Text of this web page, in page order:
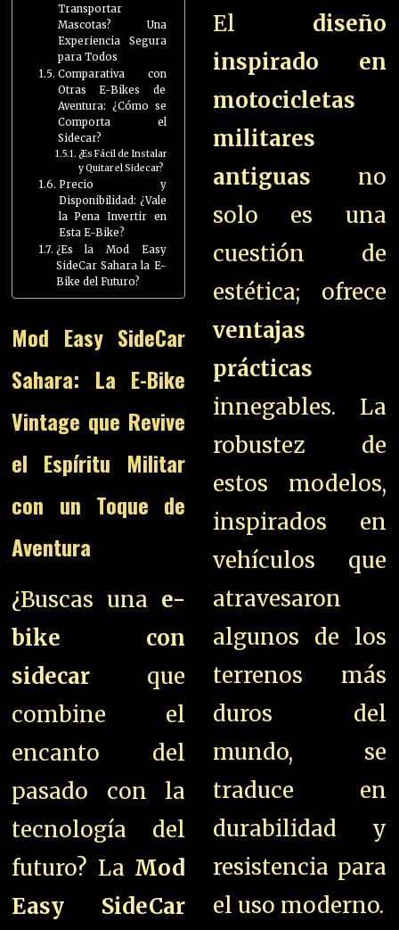
Transportar
Mascotas? Una
Experiencia Segura
para Todos
Comparativa con
Otras E-Bikes de
Aventura: ¿Cómo se
Comporta el
Sidecar?
¿Es Fácil de Instalar
y Quitar el Sidecar?
Precio y
Disponibilidad: ¿Vale
la Pena Invertir en
Esta E-Bike?
¿Es la Mod Easy
SideCar Sahara la E-
Bike del Futuro?
Mod Easy SideCar
Sahara: La E-Bike
Vintage que Revive
el Espíritu Militar
con un Toque de
Aventura
¿Buscas una e-
bike con
sidecar que
combine el
encanto del
pasado con la
tecnología del
futuro? La Mod
Easy SideCar
El diseño
inspirado en
motocicletas
militares
antiguas no
solo es una
cuestión de
estética; ofrece
ventajas
prácticas
innegables. La
robustez de
estos modelos,
inspirados en
vehículos que
atravesaron
algunos de los
terrenos más
duros del
mundo, se
traduce en
durabilidad y
resistencia para
el uso moderno.